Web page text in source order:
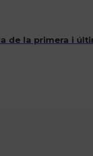
de la primera i